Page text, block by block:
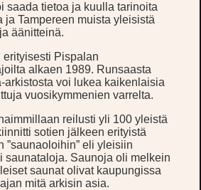
saada tietoa ja kuulla tarinoita
ja Tampereen muista yleisistä
äänitteinä.
Pispalan
alkaen 1989. Runsaasta
arkistosta voi lukea kaikenlaisia
vuosikymmenien varrelta.
reilusti yli 100 yleistä
sotien jälkeen erityistä
”saunaoloihin” eli yleisiin
saunataloja. Saunoja oli melkein
saunat olivat kaupungissa
mitä arkisin asia.